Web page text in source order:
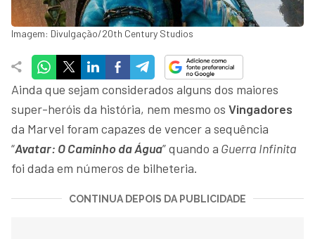
Imagem: Divulgação/20th Century Studios
Ainda que sejam considerados alguns dos maiores
super-heróis da história, nem mesmo os Vingadores
da Marvel foram capazes de vencer a sequência
“Avatar: O Caminho da Água” quando a Guerra Infinita
foi dada em números de bilheteria.
CONTINUA DEPOIS DA PUBLICIDADE